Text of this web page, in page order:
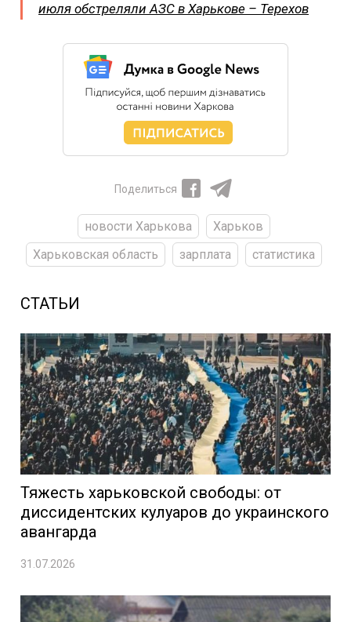
июля обстреляли АЗС в Харькове – Терехов
Поделиться
новости Харькова
Харьков
Харьковская область
зарплата статистика
СТАТЬИ
Тяжесть харьковской свободы: от
диссидентских кулуаров до украинского
авангарда
31.07.2026